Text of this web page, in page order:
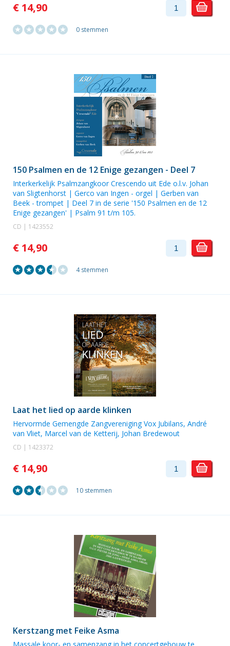
€ 14,90
0 stemmen
150 Psalmen en de 12 Enige gezangen - Deel 7
Interkerkelijk Psalmzangkoor Crescendo uit Ede o.l.v. Johan
van Sligtenhorst | Gerco van Ingen - orgel | Gerben van
Beek - trompet | Deel 7 in de serie '150 Psalmen en de 12
Enige gezangen' | Psalm 91 t/m 105.
CD | 1423552
€ 14,90
4 stemmen
Laat het lied op aarde klinken
Hervormde Gemengde Zangvereniging Vox Jubilans, André
van Vliet, Marcel van de Ketterij, Johan Bredewout
CD | 1423372
€ 14,90
10 stemmen
Kerstzang met Feike Asma